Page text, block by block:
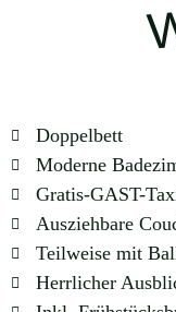
Doppelbett
Moderne
Gratis-GAST-
Ausziehbare
Teilweise mit
Herrlicher